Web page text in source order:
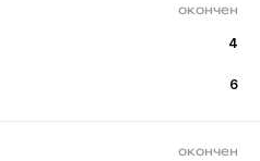
окончен
4
6
окончен